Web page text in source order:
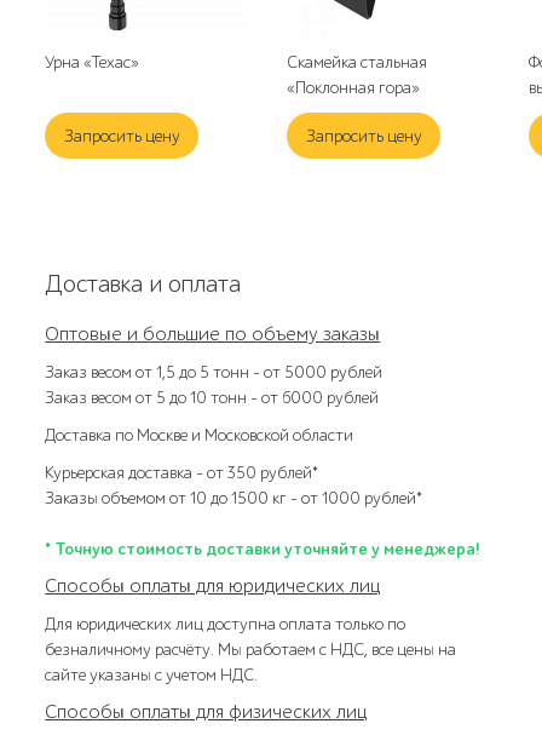
Урна «Техас»
Запросить цену
Скамейка стальная
«Поклонная гора»
Запросить цену
Доставка и оплата
Оптовые и большие по объему заказы
Заказ весом от 1,5 до 5 тонн – от 5000 рублей
Заказ весом от 5 до 10 тонн – от 6000 рублей
Доставка по Москве и Московской области
Курьерская доставка – от 350 рублей*
Заказы объемом от 10 до 1500 кг – от 1000 рублей*
* Точную стоимость доставки уточняйте у менеджера!
Способы оплаты для юридических лиц
Для юридических лиц доступна оплата только по
безналичному расчёту. Мы работаем с НДС, все цены на
сайте указаны с учетом НДС.
Способы оплаты для физических лиц